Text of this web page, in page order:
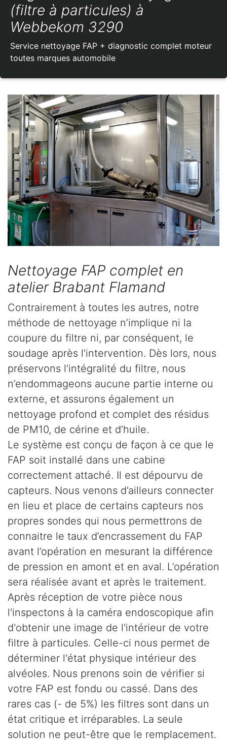
(filtre à particules) à
Webbekom 3290
Service nettoyage FAP + diagnostic complet moteur
toutes marques automobile
Nettoyage FAP complet en
atelier Brabant Flamand
Contrairement à toutes les autres, notre
méthode de nettoyage n’implique ni la
coupure du filtre ni, par conséquent, le
soudage après l’intervention. Dès lors, nous
préservons l’intégralité du filtre, nous
n’endommageons aucune partie interne ou
externe, et assurons également un
nettoyage profond et complet des résidus
de PM10, de cérine et d’huile.
Le système est conçu de façon à ce que le
FAP soit installé dans une cabine
correctement attaché. Il est dépourvu de
capteurs. Nous venons d’ailleurs connecter
en lieu et place de certains capteurs nos
propres sondes qui nous permettrons de
connaitre le taux d’encrassement du FAP
avant l’opération en mesurant la différence
de pression en amont et en aval. L’opération
sera réalisée avant et après le traitement.
Après réception de votre pièce nous
l'inspectons à la caméra endoscopique afin
d'obtenir une image de l'intérieur de votre
filtre à particules. Celle-ci nous permet de
déterminer l'état physique intérieur des
alvéoles. Nous prenons soin de vérifier si
votre FAP est fondu ou cassé. Dans des
rares cas (- de 5%) les filtres sont dans un
état critique et irréparables. La seule
solution ne peut-être que le remplacement.